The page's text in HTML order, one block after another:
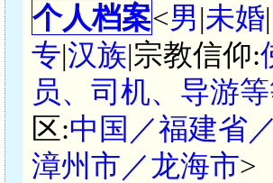
个人档案<男|未婚|
专|汉族|宗教信仰:
员、司机、导游
区:中国／福建省
漳州市／龙海市>